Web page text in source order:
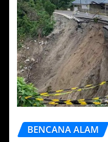
BENCANA ALAM